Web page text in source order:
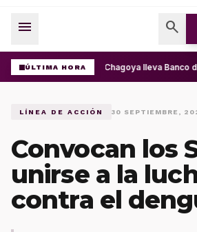
menu search
ÚLTIMA HORARay Chagoya lleva Banco
LÍNEA DE ACCIÓN 30 SEPTIEMBRE,
Convocan los
unirse a la
contra el